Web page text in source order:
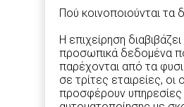
Πού κοινοποιούνται τα
Η επιχείρηση
προσωπικά δεδομένα
παρέχονται από τα
σε τρίτες εταιρείες, οι
προσφέρουν υπηρεσίες